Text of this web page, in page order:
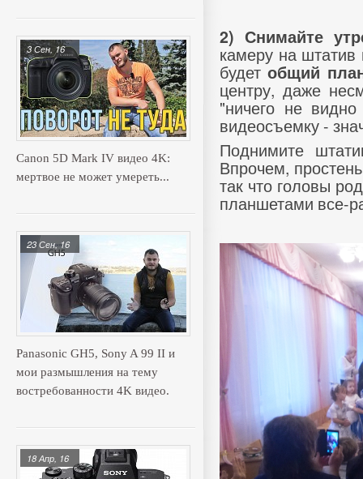
Canon 5D Mark IV видео 4K:
мертвое не может умереть...
3 Сен, 16
Panasonic GH5, Sony A 99 II и
мои размышления на тему
востребованности 4K видео.
23 Сен, 16
18 Апр, 16
2) Снимайте
камеру на штатив
будетобщий
центру, даже
"ничего не
видеосъемку -
Поднимите
Впрочем,
так что головы
планшетами все-